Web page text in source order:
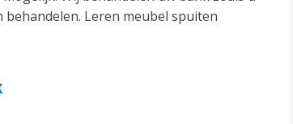
Leren meubel spuiten